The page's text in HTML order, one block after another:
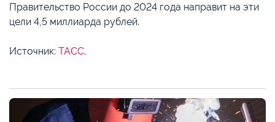
Правительство России до 2024 года направит на эти
цели 4,5 миллиарда рублей.
Источник: ТАСС.